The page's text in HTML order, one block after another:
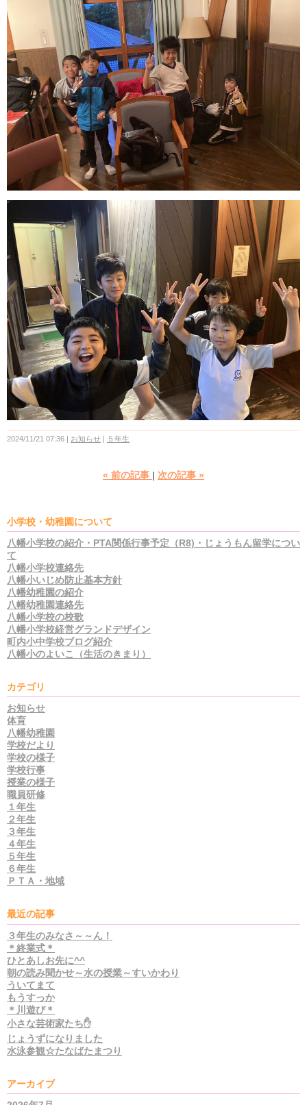
2024/11/21 07:36 お知らせ ５年生
« 前の記事 次の記事 »
小学校・幼稚園について
八幡小学校の紹介・PTA関係行事予定（R8)・じょうもん留学につい
て
八幡小学校連絡先
八幡小いじめ防止基本方針
八幡幼稚園の紹介
八幡幼稚園連絡先
八幡小学校の校歌
八幡小学校経営グランドデザイン
町内小中学校ブログ紹介
八幡小のよいこ（生活のきまり）
カテゴリ
お知らせ
体育
八幡幼稚園
学校だより
学校の様子
学校行事
授業の様子
職員研修
１年生
２年生
３年生
４年生
５年生
６年生
ＰＴＡ・地域
最近の記事
３年生のみなさ～～ん！
＊終業式＊
ひとあしお先に^^
朝の読み聞かせ～水の授業～すいかわり
ういてまて
もうすっか
＊川遊び＊
小さな芸術家たち✋
じょうずになりました
水泳参観☆たなばたまつり
アーカイブ